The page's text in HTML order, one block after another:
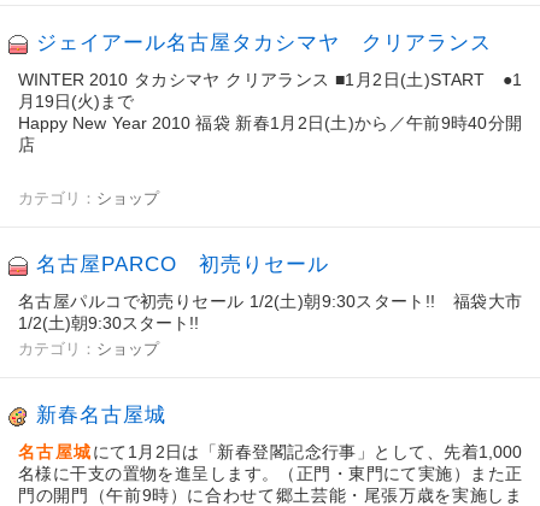
ジェイアール名古屋タカシマヤ クリアランス
WINTER 2010 タカシマヤ クリアランス ■1月2日(土)START ●1
月19日(火)まで
Happy New Year 2010 福袋 新春1月2日(土)から／午前9時40分開
店
カテゴリ： ショップ
名古屋PARCO 初売りセール
名古屋パルコで初売りセール 1/2(土)朝9:30スタート!! 福袋大市
1/2(土)朝9:30スタート!!
カテゴリ： ショップ
新春名古屋城
名古屋城にて1月2日は「新春登閣記念行事」として、先着1,000
名様に干支の置物を進呈します。（正門・東門にて実施）また正
門の開門（午前9時）に合わせて郷土芸能・尾張万歳を実施しま